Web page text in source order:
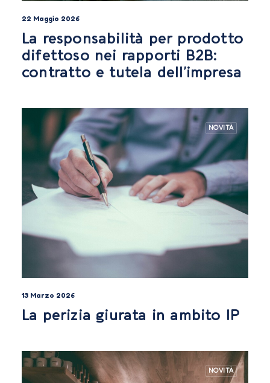
22 Maggio 2026
La responsabilità per prodotto
difettoso nei rapporti B2B:
contratto e tutela dell’impresa
NOVITÀ
13 Marzo 2026
La perizia giurata in ambito IP
NOVITÀ